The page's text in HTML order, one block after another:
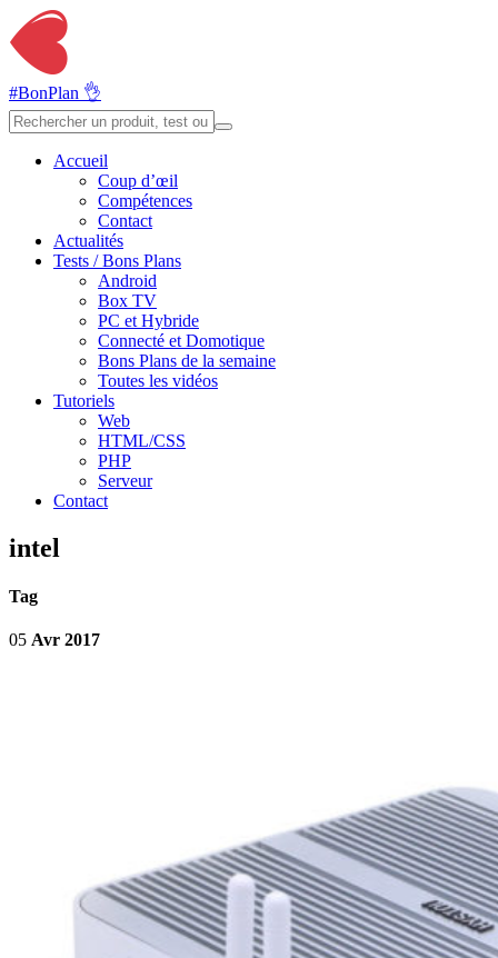
#BonPlan 👌
Accueil
Coup d’œil
Compétences
Contact
Actualités
Tests / Bons Plans
Android
Box TV
PC et Hybride
Connecté et Domotique
Bons Plans de la semaine
Toutes les vidéos
Tutoriels
Web
HTML/CSS
PHP
Serveur
Contact
intel
Tag
05 Avr 2017